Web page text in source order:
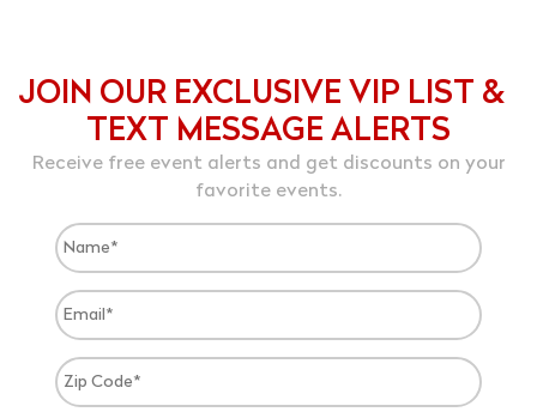
JOIN OUR EXCLUSIVE VIP LIST &
TEXT MESSAGE ALERTS
Receive free event alerts and get discounts on your
favorite events.